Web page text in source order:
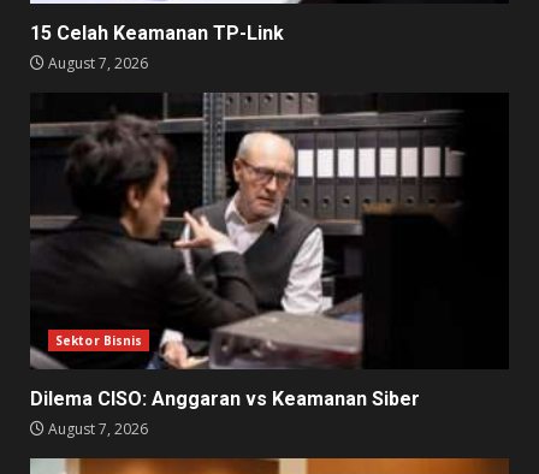
15 Celah Keamanan TP-Link
August 7, 2026
Sektor Bisnis
Dilema CISO: Anggaran vs Keamanan Siber
August 7, 2026